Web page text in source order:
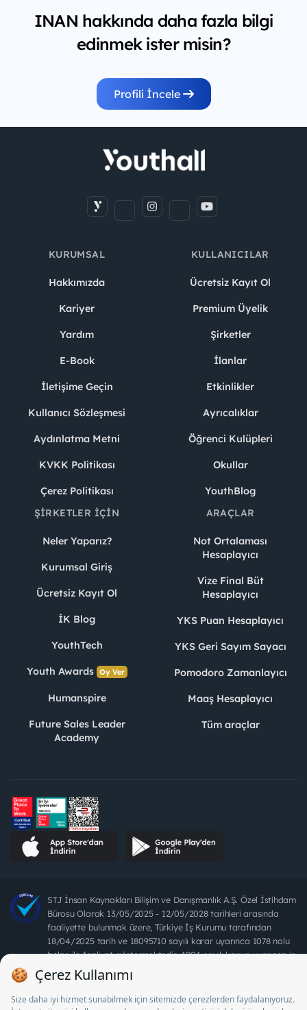
INAN hakkında daha fazla bilgi
edinmek ister misin?
Profili İncele
KURUMSAL
Hakkımızda
Kariyer
Yardım
E-Book
İletişime Geçin
Kullanıcı Sözleşmesi
Aydınlatma Metni
KVKK Politikası
Çerez Politikası
KULLANICILAR
Ücretsiz Kayıt Ol
Premium Üyelik
Şirketler
İlanlar
Etkinlikler
Ayrıcalıklar
Öğrenci Kulüpleri
Okullar
YouthBlog
ŞIRKETLER İÇIN
Neler Yaparız?
Kurumsal Giriş
Ücretsiz Kayıt Ol
İK Blog
YouthTech
Youth Awards Oy Ver
Humanspire
Future Sales Leader
Academy
ARAÇLAR
Not Ortalaması
Hesaplayıcı
Vize Final Büt
Hesaplayıcı
YKS Puan Hesaplayıcı
YKS Geri Sayım Sayacı
Pomodoro Zamanlayıcı
Maaş Hesaplayıcı
Tüm araçlar
STJ İnsan Kaynakları Bilişim ve Danışmanlık A.Ş. Özel İstihdam
Bürosu Olarak 13/05/2025 - 12/05/2028 tarihleri arasında
faaliyette bulunmak üzere, Türkiye İş Kurumu tarafından
18/04/2025 tarih ve 18095710 sayılı karar uyarınca 1078 nolu
belge ile faaliyet göstermektedir. 4904 sayılı kanun uyarınca iş
arayanlardan ücret alınması yasaktır.